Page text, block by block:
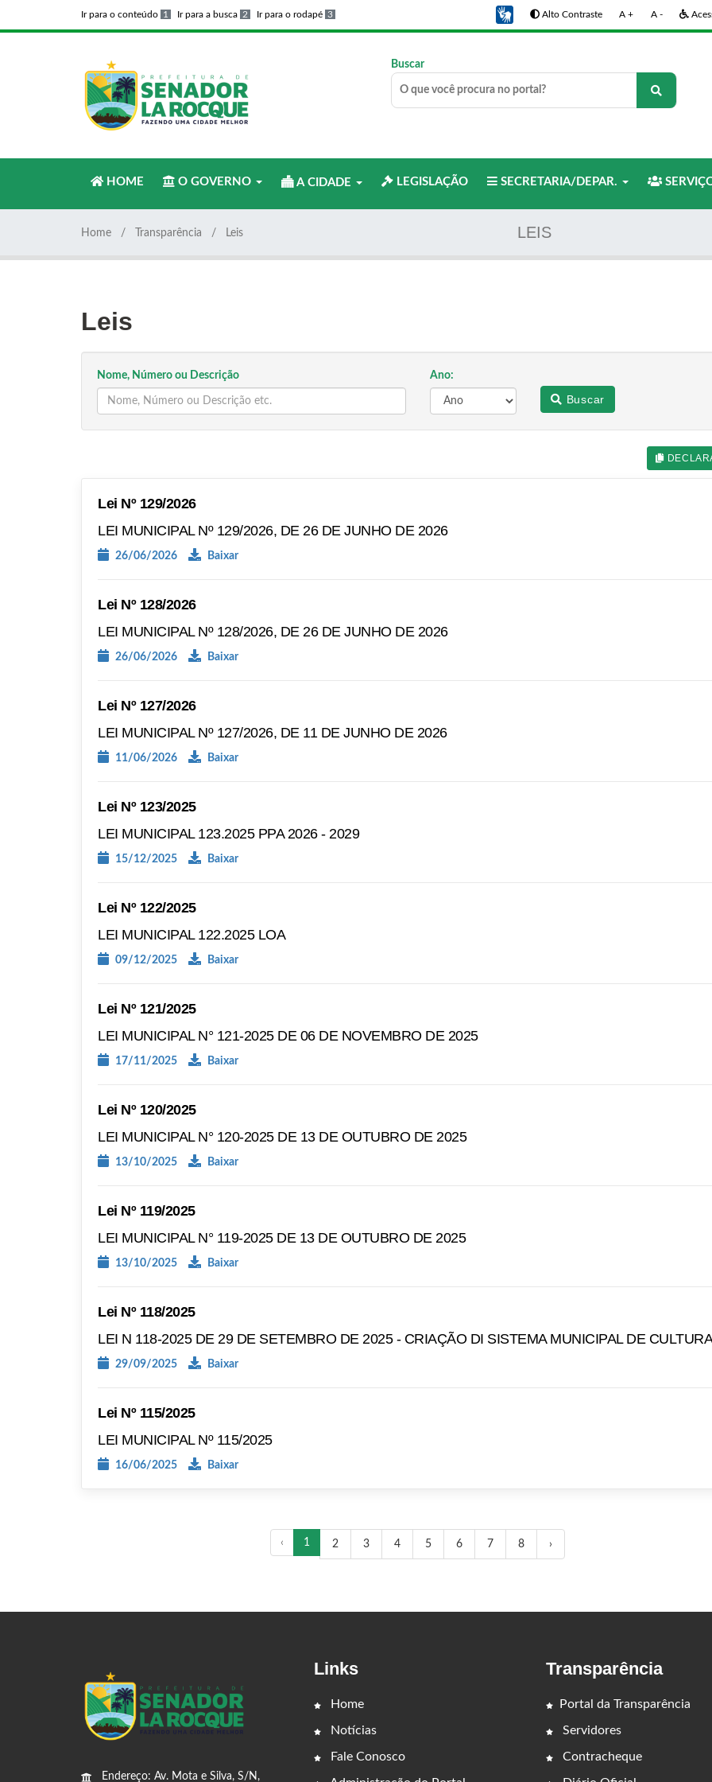
Ir para o conteúdo 1 Ir para a busca 2 Ir para o rodapé 3 Alto Contraste A + A -
Buscar
HOME O GOVERNO A CIDADE LEGISLAÇÃO SECRETARIA/DEPAR.
LEIS
Home Transparência Leis
Leis
Nome, Número ou Descrição Ano:
Buscar
Lei Nº 129/2026
LEI MUNICIPAL Nº 129/2026, DE 26 DE JUNHO DE 2026
26/06/2026 Baixar
Lei Nº 128/2026
LEI MUNICIPAL Nº 128/2026, DE 26 DE JUNHO DE 2026
26/06/2026 Baixar
Lei Nº 127/2026
LEI MUNICIPAL Nº 127/2026, DE 11 DE JUNHO DE 2026
11/06/2026 Baixar
Lei Nº 123/2025
LEI MUNICIPAL 123.2025 PPA 2026 - 2029
15/12/2025 Baixar
Lei Nº 122/2025
LEI MUNICIPAL 122.2025 LOA
09/12/2025 Baixar
Lei Nº 121/2025
LEI MUNICIPAL N° 121-2025 DE 06 DE NOVEMBRO DE 2025
17/11/2025 Baixar
Lei Nº 120/2025
LEI MUNICIPAL N° 120-2025 DE 13 DE OUTUBRO DE 2025
13/10/2025 Baixar
Lei Nº 119/2025
LEI MUNICIPAL N° 119-2025 DE 13 DE OUTUBRO DE 2025
13/10/2025 Baixar
Lei Nº 118/2025
LEI N 118-2025 DE 29 DE SETEMBRO DE 2025 - CRIAÇÃO DI SISTEMA MUNICIPAL DE CULTURA
29/09/2025 Baixar
Lei Nº 115/2025
LEI MUNICIPAL Nº 115/2025
16/06/2025 Baixar
‹ 1 2 3 4 5 6 7 8 ›
Endereço: Av. Mota e Silva, S/N,
Links
Home
Notícias
Fale Conosco
Transparência
Portal da Transparência
Servidores
Contracheque